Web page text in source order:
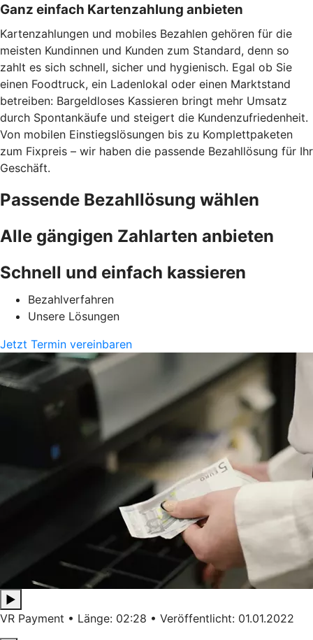
Ganz einfach Kartenzahlung anbieten
Kartenzahlungen und mobiles Bezahlen gehören für die
meisten Kundinnen und Kunden zum Standard, denn so
zahlt es sich schnell, sicher und hygienisch. Egal ob Sie
einen Foodtruck, ein Ladenlokal oder einen Marktstand
betreiben: Bargeldloses Kassieren bringt mehr Umsatz
durch Spontankäufe und steigert die Kundenzufriedenheit.
Von mobilen Einstiegslösungen bis zu Komplettpaketen
zum Fixpreis – wir haben die passende Bezahllösung für Ihr
Geschäft.
Passende Bezahllösung wählen
Alle gängigen Zahlarten anbieten
Schnell und einfach kassieren
Bezahlverfahren
Unsere Lösungen
Jetzt Termin vereinbaren
▶
VR Payment • Länge: 02:28 • Veröffentlicht: 01.01.2022